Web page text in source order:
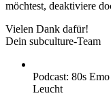
möchtest, deaktiviere
Vielen Dank dafür!
Dein subculture-Team
Podcast: 80s
Leucht